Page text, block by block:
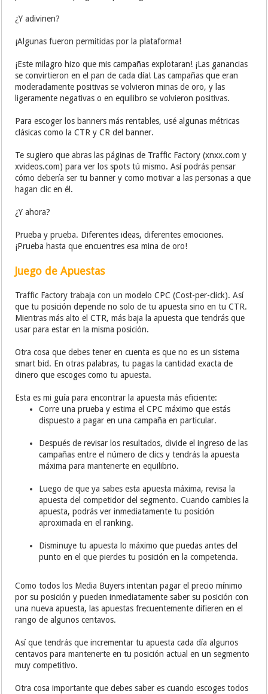
¿Y adivinen?
¡Algunas fueron permitidas por la plataforma!
¡Este milagro hizo que mis campañas explotaran! ¡Las ganancias
se convirtieron en el pan de cada día! Las campañas que eran
moderadamente positivas se volvieron minas de oro, y las
ligeramente negativas o en equilibro se volvieron positivas.
Para escoger los banners más rentables, usé algunas métricas
clásicas como la CTR y CR del banner.
Te sugiero que abras las páginas de Traffic Factory (xnxx.com y
xvideos.com) para ver los spots tú mismo. Así podrás pensar
cómo debería ser tu banner y como motivar a las personas a que
hagan clic en él.
¿Y ahora?
Prueba y prueba. Diferentes ideas, diferentes emociones.
¡Prueba hasta que encuentres esa mina de oro!
Juego de Apuestas
Traffic Factory trabaja con un modelo CPC (Cost-per-click). Así
que tu posición depende no solo de tu apuesta sino en tu CTR.
Mientras más alto el CTR, más baja la apuesta que tendrás que
usar para estar en la misma posición.
Otra cosa que debes tener en cuenta es que no es un sistema
smart bid. En otras palabras, tu pagas la cantidad exacta de
dinero que escoges como tu apuesta.
Esta es mi guía para encontrar la apuesta más eficiente:
Corre una prueba y estima el CPC máximo que estás
dispuesto a pagar en una campaña en particular.
Después de revisar los resultados, divide el ingreso de las
campañas entre el número de clics y tendrás la apuesta
máxima para mantenerte en equilibrio.
Luego de que ya sabes esta apuesta máxima, revisa la
apuesta del competidor del segmento. Cuando cambies la
apuesta, podrás ver inmediatamente tu posición
aproximada en el ranking.
Disminuye tu apuesta lo máximo que puedas antes del
punto en el que pierdes tu posición en la competencia.
Como todos los Media Buyers intentan pagar el precio mínimo
por su posición y pueden inmediatamente saber su posición con
una nueva apuesta, las apuestas frecuentemente difieren en el
rango de algunos centavos.
Así que tendrás que incrementar tu apuesta cada día algunos
centavos para mantenerte en tu posición actual en un segmento
muy competitivo.
Otra cosa importante que debes saber es cuando escoges todos